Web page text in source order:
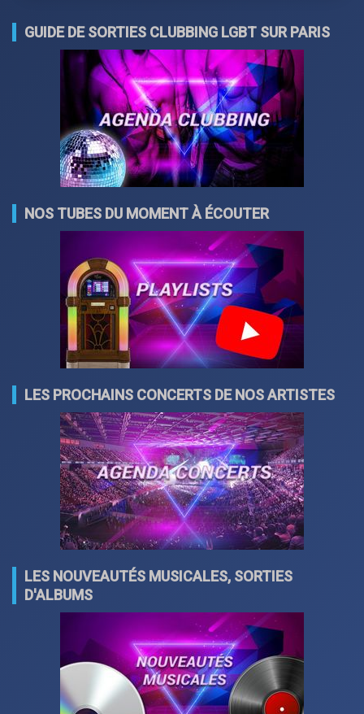
GUIDE DE SORTIES CLUBBING LGBT SUR PARIS
NOS TUBES DU MOMENT À ÉCOUTER
LES PROCHAINS CONCERTS DE NOS ARTISTES
LES NOUVEAUTÉS MUSICALES, SORTIES
D'ALBUMS